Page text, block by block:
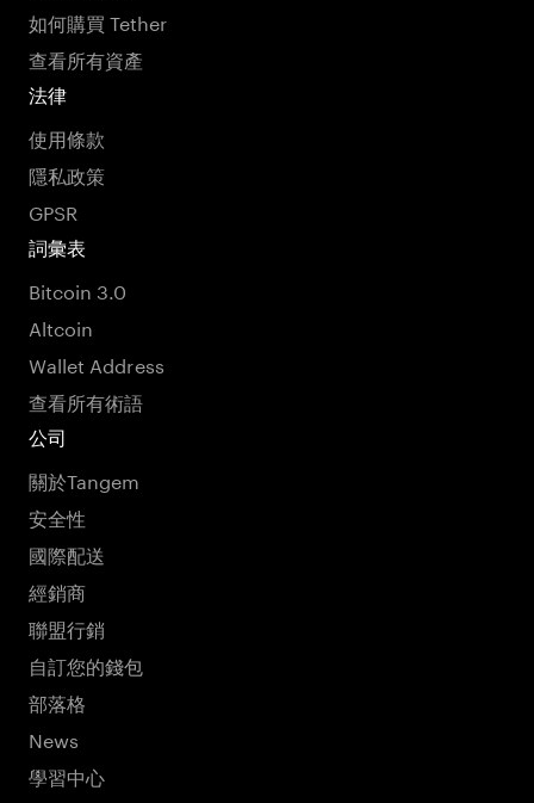
如何購買 Tether
查看所有資產
法律
使用條款
隱私政策
GPSR
詞彙表
Bitcoin 3.0
Altcoin
Wallet Address
查看所有術語
公司
關於Tangem
安全性
國際配送
經銷商
聯盟行銷
自訂您的錢包
部落格
News
學習中心